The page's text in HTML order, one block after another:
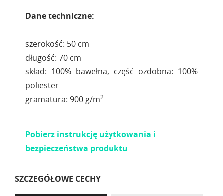
Dane techniczne:
szerokość: 50 cm
długość: 70 cm
skład: 100% bawełna, część ozdobna: 100%
poliester
gramatura: 900 g/m2
Pobierz instrukcję użytkowania i
bezpieczeństwa produktu
SZCZEGÓŁOWE CECHY